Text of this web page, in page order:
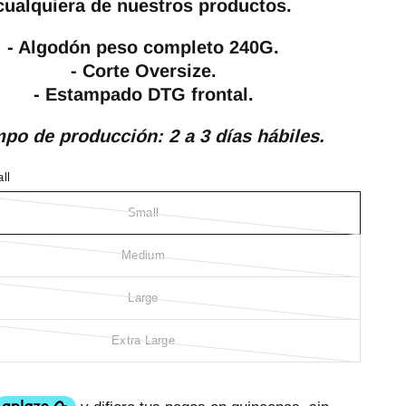
de nuestros productos.
- Algodón peso completo 240G.
- Corte Oversize.
- Estampado DTG frontal.
de producción: 2 a 3 días hábiles.
Small
Medium
Large
Extra Large